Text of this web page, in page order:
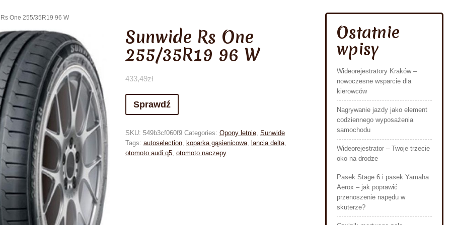
One 255/35R19 96 W
Sunwide Rs One
255/35R19 96 W
433,49zł
Sprawdź
SKU: 549b3cf060f9 Categories: Opony letnie, Sunwide
Tags: autoselection, koparka gąsienicowa, lancia delta,
otomoto audi q5, otomoto naczepy
Ostatnie
wpisy
Wideorejestratory Kraków –
nowoczesne wsparcie dla
kierowców
Nagrywanie jazdy jako element
codziennego wyposażenia
samochodu
Wideorejestrator – Twoje trzecie
oko na drodze
Pasek Stage 6 i pasek Yamaha
Aerox – jak poprawić
przenoszenie napędu w
skuterze?